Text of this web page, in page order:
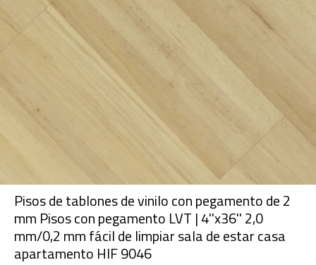
Pisos de tablones de vinilo con pegamento de 2
mm Pisos con pegamento LVT | 4''x36'' 2,0
mm/0,2 mm fácil de limpiar sala de estar casa
apartamento HIF 9046